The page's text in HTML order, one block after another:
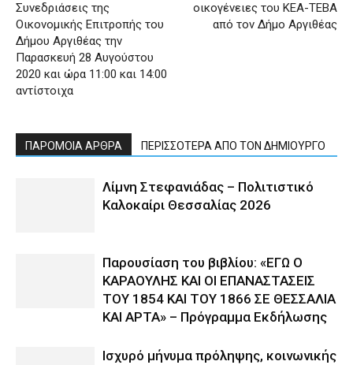
Συνεδριάσεις της
Οικονομικής Επιτροπής του
Δήμου Αργιθέας την
Παρασκευή 28 Αυγούστου
2020 και ώρα 11:00 και 14:00
αντίστοιχα
οικογένειες του ΚΕΑ-TEBA
από τον Δήμο Αργιθέας
ΠΑΡΟΜΟΙΑ ΑΡΘΡΑ ΠΕΡΙΣΣΟΤΕΡΑ ΑΠΟ ΤΟΝ ΔΗΜΙΟΥΡΓΟ
Λίμνη Στεφανιάδας – Πολιτιστικό
Καλοκαίρι Θεσσαλίας 2026
Παρουσίαση του βιβλίου: «ΕΓΩ Ο
ΚΑΡΑΟΥΛΗΣ ΚΑΙ ΟΙ ΕΠΑΝΑΣΤΑΣΕΙΣ
ΤΟΥ 1854 ΚΑΙ ΤΟΥ 1866 ΣΕ ΘΕΣΣΑΛΙΑ
ΚΑΙ ΑΡΤΑ» – Πρόγραμμα Εκδήλωσης
Ισχυρό μήνυμα πρόληψης, κοινωνικής